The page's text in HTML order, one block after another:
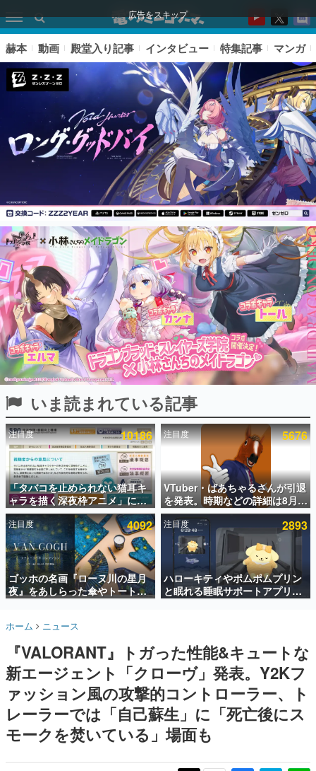
広告をスキップ
ピックアップ
電ファミのいま読まれている記事ランキング
アプリセール情報
インタビュー
連載・特集一覧
殿堂入り記事
SNS拡散数が数千以上！ ページビュー数万以上！ などな
ど。多くの人々に読まれた、電ファミ渾身の“殿堂入り”記
事をまとめました。
ゲームの企画書
名作ゲームクリエイターの方々に製作時のエピソードをお
聞きし、ヒットする企画（ゲーム）とは何か？を探ってい
きます。
赫本
この物語を解いてはいけない。『赫本』は、〈試験問題〉
の形をした短編ホラー小説集です。
新世代に訊く
これからのデジタルゲーム市場を担う若きクリエイター達
の姿を追い、彼らのルーツと情熱を探っていきます。
ゲームに多大な影響を受けた作家さんに取材し、ゲームが
日本のコンテンツ産業やカルチャーに与えた影響を探る企
画です。
日本モバイルゲーム産業史
日本のモバイルゲーム史における主要なトピック・タイト
ルを網羅するほか、開発者へのインタビューや識者による
解説を掲載。約20年の歴史が一望できる決定版！
若ゲのいたり〜ゲームクリエイターの青春〜
一先生によるゲーム業界レポートマンガです。
赫本 動画 殿堂入り記事 インタビュー 特集記事 マンガ
いま読まれている記事
注目度 10186
「タバコを止められない猫耳キ
ャラを描く深夜枠アニメ」に視
聴者の一部から批判意見。違法
薬物の使用と思しき描写も含め
て、BPOが議論を交わす
注目度 5676
VTuber・ばあちゃるさんが引退
を発表。時期などの詳細は8月9
日15時からの配信で説明
注目度 4092
ゴッホの名画『ローヌ川の星月
夜』をあしらった傘やトートバ
ッグなどが登場。8月7日21時よ
注目度 2893
ハローキティやポムポムプリン
と眠れる睡眠サポートアプリ
『ゆめたび』が配信中。キャラ
ホーム ニュース
『VALORANT』トガった性能&キュートな
新エージェント「クローヴ」発表。Y2Kフ
ァッション風の攻撃的コントローラー、ト
レーラーでは「自己蘇生」に「死亡後にス
モークを焚いている」場面も